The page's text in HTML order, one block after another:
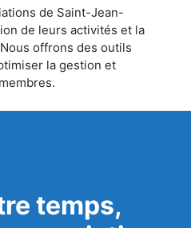
de Saint-Jean-
de leurs activités et la
offrons des outils
la gestion et
temps,